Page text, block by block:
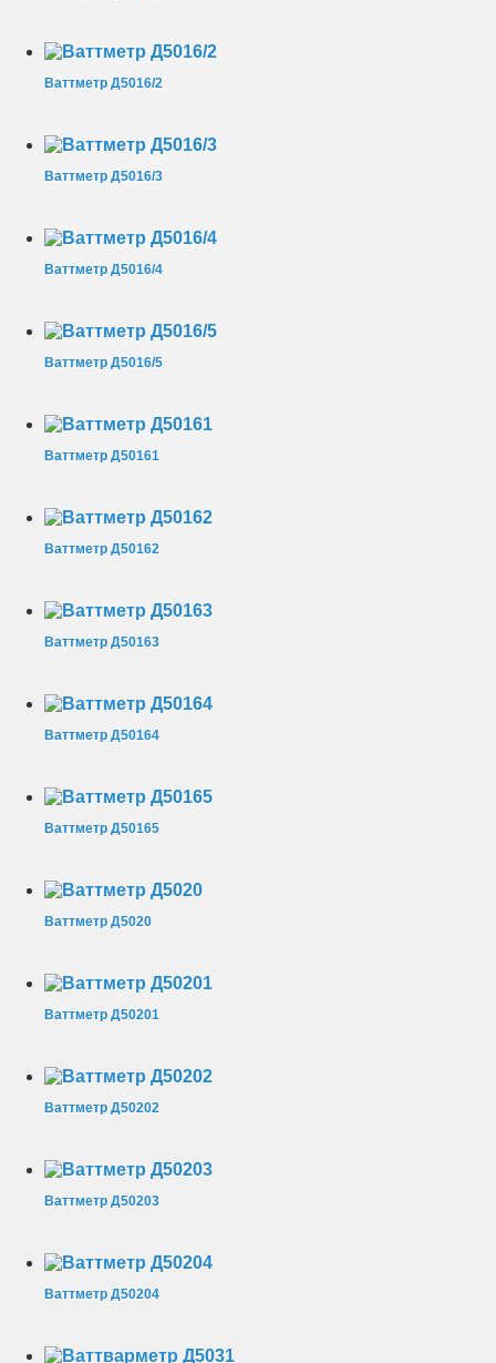
Ваттметр Д5016/2
Ваттметр Д5016/3
Ваттметр Д5016/4
Ваттметр Д5016/5
Ваттметр Д50161
Ваттметр Д50162
Ваттметр Д50163
Ваттметр Д50164
Ваттметр Д50165
Ваттметр Д5020
Ваттметр Д50201
Ваттметр Д50202
Ваттметр Д50203
Ваттметр Д50204